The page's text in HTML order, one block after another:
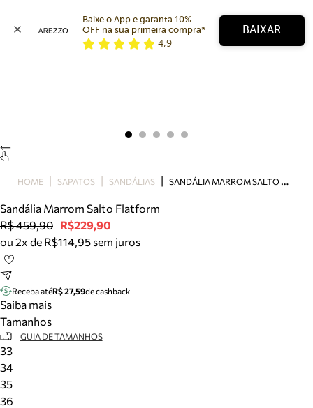
Bolsa
Tamanco
Tênis
Mule
Tire dúvidas sobre pedidos, devoluções e mais.
Meus pedidos
Acompanhe seus pedidos e solicite devoluções.
Baixe o App e garanta 10%
OFF na sua primeira compra*
4,9
BAIXAR
HOME SAPATOS SANDÁLIAS S
ANDÁLIA MARROM SALTO FLATFORM
Sandália Marrom Salto Flatform
R$ 459,90 R$229,90
ou 2x de R$114,95 sem juros
Receba atéR$ 27,59de cashback
Saiba mais
Tamanhos
GUIA DE TAMANHOS
33
34
35
36